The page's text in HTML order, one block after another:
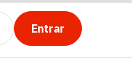
Entrar